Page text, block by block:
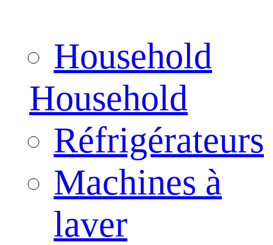
Household
Household
Réfrigérateurs
Machines à
laver